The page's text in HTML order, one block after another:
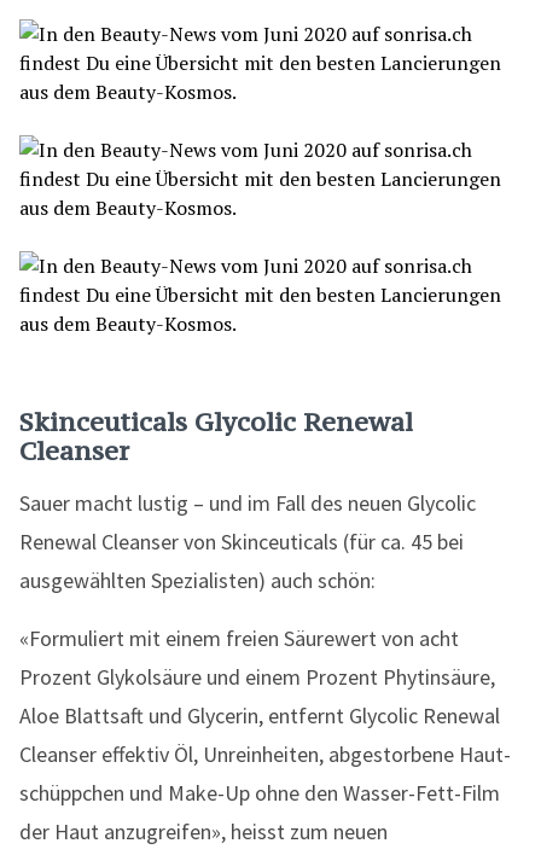
Skinceuticals Glycolic Renewal
Cleanser
Sauer macht lustig – und im Fall des neuen Glycolic
Renewal Cleanser von Skinceuticals (für ca. 45 bei
ausgewählten Spezialisten) auch schön:
«Formuliert mit einem freien Säurewert von acht
Prozent Glykolsäure und einem Prozent Phytinsäure,
Aloe Blattsaft und Glycerin, entfernt Glycolic Renewal
Cleanser effektiv Öl, Unreinheiten, abgestorbene Haut-
schüppchen und Make-Up ohne den Wasser-Fett-Film
der Haut anzugreifen», heisst zum neuen